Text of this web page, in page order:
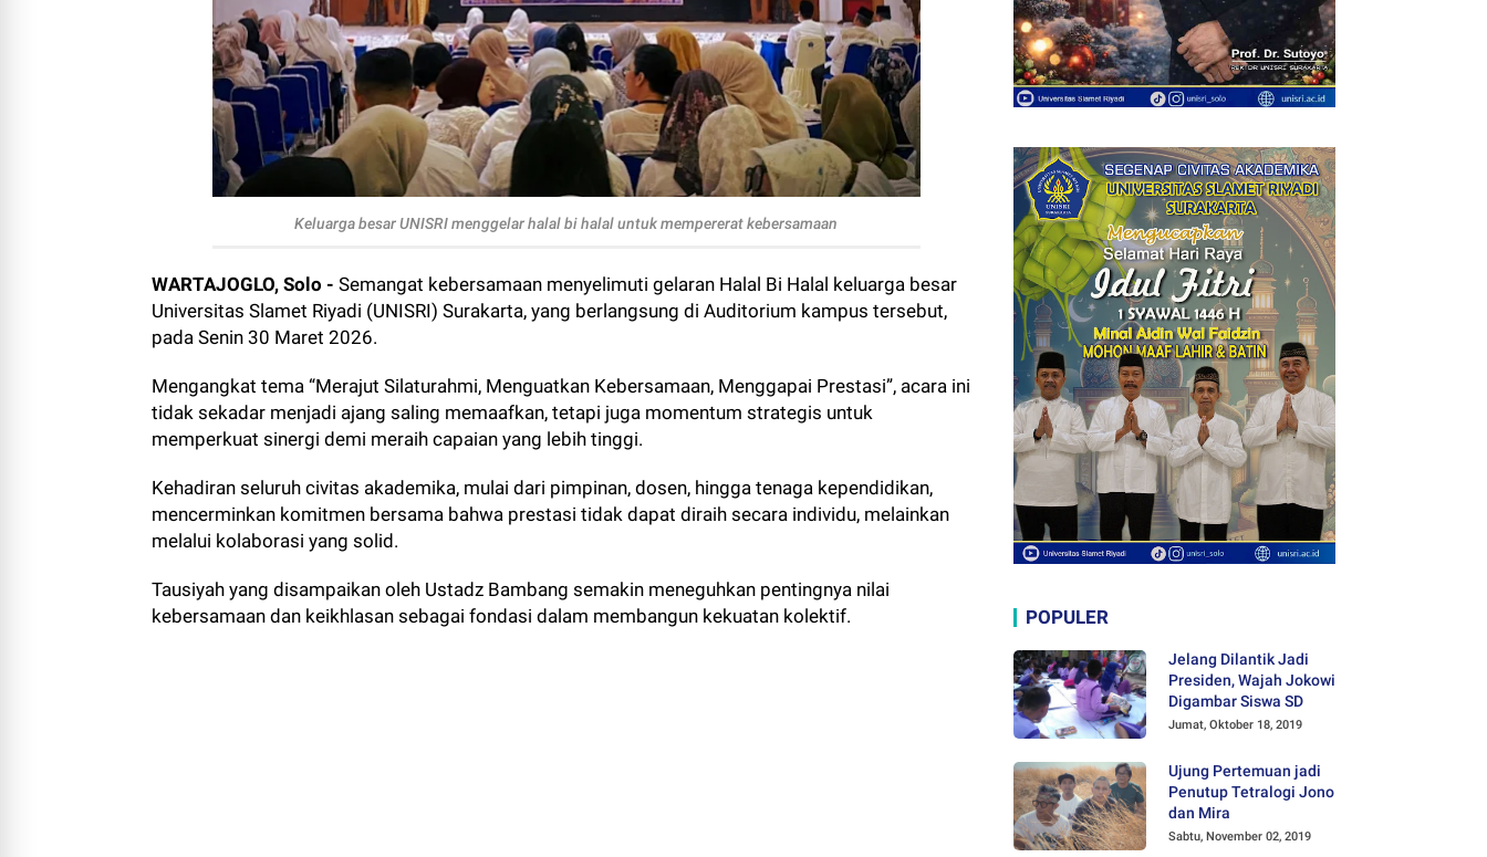
Keluarga besar UNISRI menggelar halal bi halal untuk mempererat kebersamaan
WARTAJOGLO, Solo - Semangat kebersamaan menyelimuti gelaran Halal Bi Halal keluarga besar
Universitas Slamet Riyadi (UNISRI) Surakarta, yang berlangsung di Auditorium kampus tersebut,
pada Senin 30 Maret 2026.
Mengangkat tema “Merajut Silaturahmi, Menguatkan Kebersamaan, Menggapai Prestasi”, acara ini
tidak sekadar menjadi ajang saling memaafkan, tetapi juga momentum strategis untuk
memperkuat sinergi demi meraih capaian yang lebih tinggi.
Kehadiran seluruh civitas akademika, mulai dari pimpinan, dosen, hingga tenaga kependidikan,
mencerminkan komitmen bersama bahwa prestasi tidak dapat diraih secara individu, melainkan
melalui kolaborasi yang solid.
Tausiyah yang disampaikan oleh Ustadz Bambang semakin meneguhkan pentingnya nilai
kebersamaan dan keikhlasan sebagai fondasi dalam membangun kekuatan kolektif.
POPULER
Jelang Dilantik Jadi
Presiden, Wajah Jokowi
Digambar Siswa SD
Jumat, Oktober 18, 2019
Ujung Pertemuan jadi
Penutup Tetralogi Jono
dan Mira
Sabtu, November 02, 2019